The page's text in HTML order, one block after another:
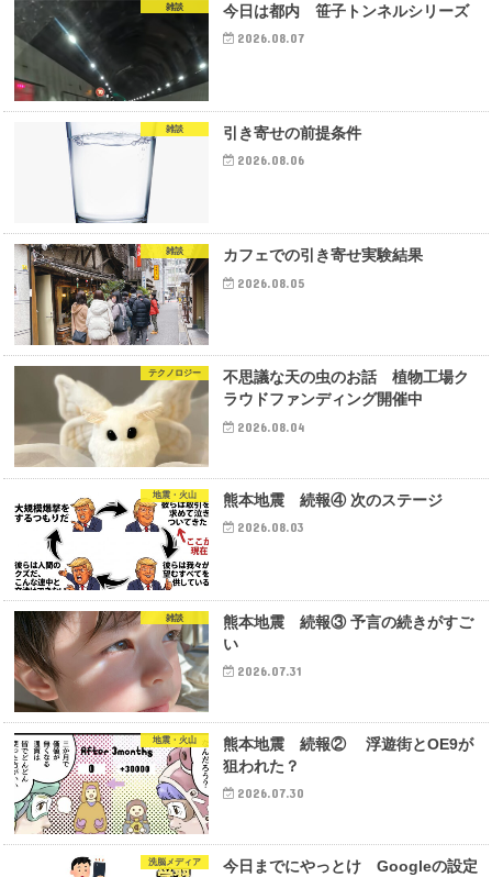
雑談 今日は都内 笹子トンネルシリーズ
2026.08.07
雑談 引き寄せの前提条件
2026.08.06
雑談 カフェでの引き寄せ実験結果
2026.08.05
テクノロジー
不思議な天の虫のお話 植物工場ク
ラウドファンディング開催中
2026.08.04
地震・火山 熊本地震 続報④ 次のステージ
2026.08.03
雑談
熊本地震 続報③ 予言の続きがすご
い
2026.07.31
地震・火山
熊本地震 続報② 浮遊街とOE9が
狙われた？
2026.07.30
洗脳メディア
今日までにやっとけ Googleの設定